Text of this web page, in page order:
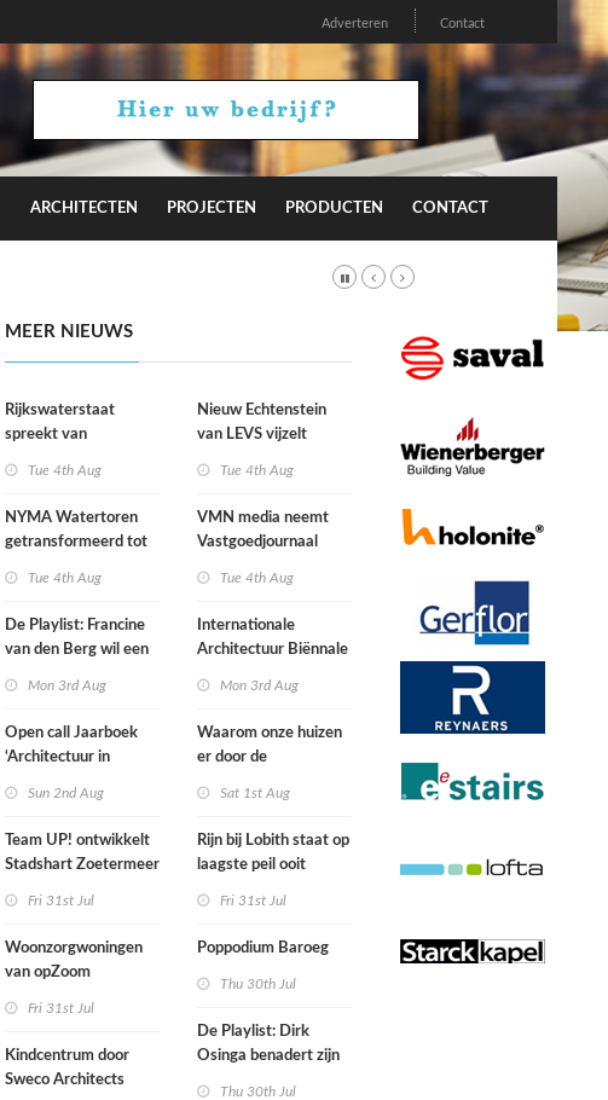
Adverteren Contact
ARCHITECTEN PROJECTEN PRODUCTEN CONTACT
MEER NIEUWS
Rijkswaterstaat
spreekt van
door droogte
Tue 4th Aug
NYMA Watertoren
getransformeerd tot
makersplaats in
Nijmegen
Tue 4th Aug
De Playlist: Francine
van den Berg wil een
Mon 3rd Aug
Open call Jaarboek
‘Architectuur in
Sun 2nd Aug
Team UP! ontwikkelt
Stadshart Zoetermeer
Fri 31st Jul
Woonzorgwoningen
van opZoom
nieuwbouw en oude
industriële panden
Fri 31st Jul
Kindcentrum door
Sweco Architects
Nieuw Echtenstein
van LEVS vijzelt
restruimte op
Tue 4th Aug
VMN media neemt
Vastgoedjournaal
Tue 4th Aug
Internationale
Architectuur Biënnale
Mon 3rd Aug
Waarom onze huizen
er door de
anders gaan uitzien
Sat 1st Aug
Rijn bij Lobith staat op
laagste peil ooit
Fri 31st Jul
Poppodium Baroeg
Thu 30th Jul
De Playlist: Dirk
Osinga benadert zijn
Thu 30th Jul